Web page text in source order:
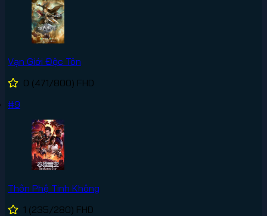
Vạn Giới Độc Tôn
0 (471/800) FHD
#9
Thôn Phệ Tinh Không
1 (235/280) FHD